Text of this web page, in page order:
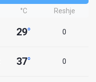
°C Reshje
29° 0
37° 0